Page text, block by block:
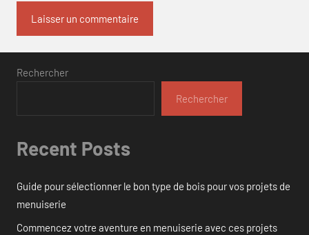
Rechercher
Rechercher
Recent Posts
Guide pour sélectionner le bon type de bois pour vos projets de
menuiserie
Commencez votre aventure en menuiserie avec ces projets